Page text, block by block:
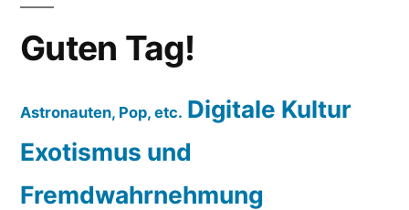
Guten Tag!
Astronauten, Pop, etc. Digitale Kultur
Exotismus und
Fremdwahrnehmung